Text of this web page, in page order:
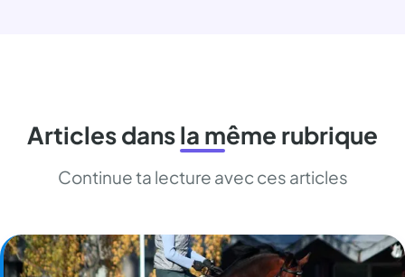
Articles dans la même rubrique
Continue ta lecture avec ces articles